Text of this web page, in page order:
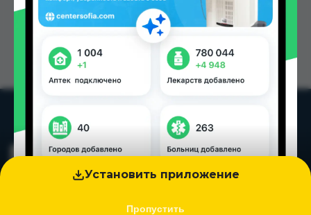
Установить приложение
Пропустить